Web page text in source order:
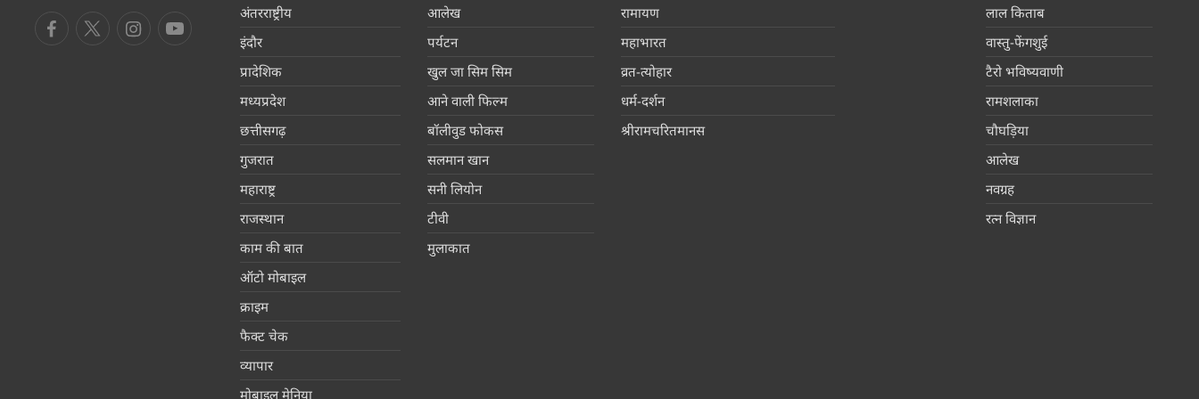
अंतरराष्ट्रीय
इंदौर
प्रादेशिक
मध्यप्रदेश
छत्तीसगढ़
गुजरात
महाराष्ट्र
राजस्थान
काम की बात
ऑटो मोबाइल
क्राइम
फैक्ट चेक
व्यापार
मोबाइल मेनिया
आलेख
पर्यटन
खुल जा सिम सिम
आने वाली फिल्म
बॉलीवुड फोकस
सलमान खान
सनी लियोन
टीवी
मुलाकात
रामायण
महाभारत
व्रत-त्योहार
धर्म-दर्शन
श्रीरामचरितमानस
लाल किताब
वास्तु-फेंगशुई
टैरो भविष्यवाणी
रामशलाका
चौघड़िया
आलेख
नवग्रह
रत्न विज्ञान